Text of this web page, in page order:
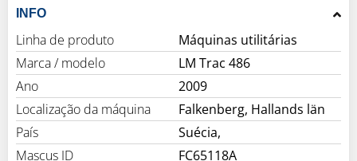
INFO
Linha de produto
Máquinas utilitárias
Marca / modelo
LM Trac 486
Ano
2009
Localização da máquina
Falkenberg, Hallands län
País
Suécia,
Mascus ID
FC65118A